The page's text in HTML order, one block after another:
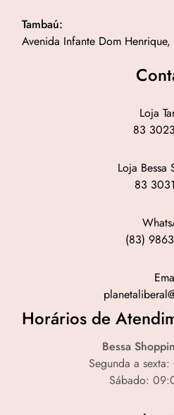
Tambaú:
Avenida Infante Dom Henrique,
Loja
83
Loja Bessa
83
(83)
Horários de
Bessa
Segunda a
Sábado: